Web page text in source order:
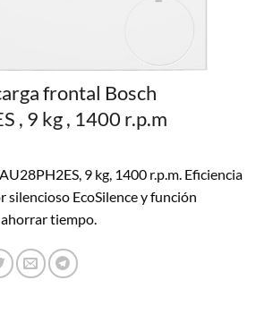
frontal Bosch
, 9 kg , 1400 r.p.m
9 kg, 1400 r.p.m. Eficiencia
silencioso EcoSilence y función
tiempo.